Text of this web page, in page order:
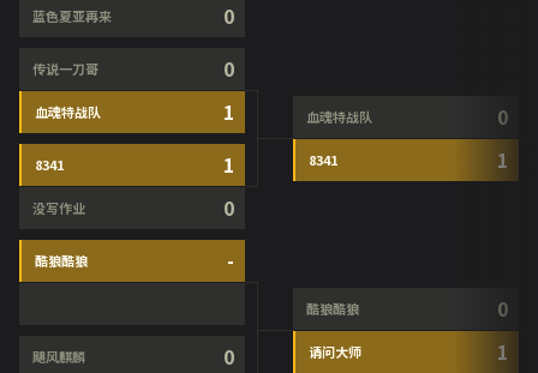
蓝色夏亚再来 0
传说一刀哥 0
血魂特战队 1
8341 1
没写作业 0
酷狼酷狼 -
飓风麒麟 0
血魂特战队 0
8341 1
酷狼酷狼 0
请问大师 1